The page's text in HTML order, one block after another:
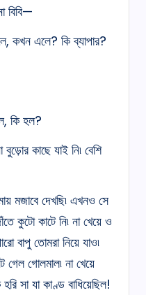
বিবি—
কখন এলে? কি ব্যাপার?
কি হল?
কাছে যাই নি৷ বেশি
মজাবে দেখছি৷ এখনও সে
কুটো কাটে নি৷ না খেয়ে ও
বাপু তোমরা নিয়ে যাও৷
গেল গোলমাল৷ না খেয়ে
সা যা কাণ্ড বাধিয়েছিল!